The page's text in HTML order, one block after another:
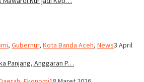
, Gubernur, Kota Banda Aceh, News3 April
Panjang, Anggaran P…